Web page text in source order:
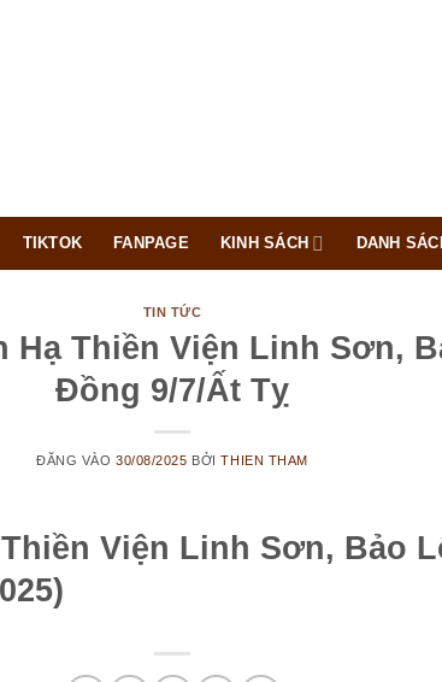
TIKTOK FANPAGE KINH SÁCH DANH
TIN TỨC
Hạ Thiền Viện Linh Sơn,
Đồng 9/7/Ất Tỵ
ĐĂNG VÀO 30/08/2025 BỞITHIEN THAM
Viện Linh Sơn, Bảo